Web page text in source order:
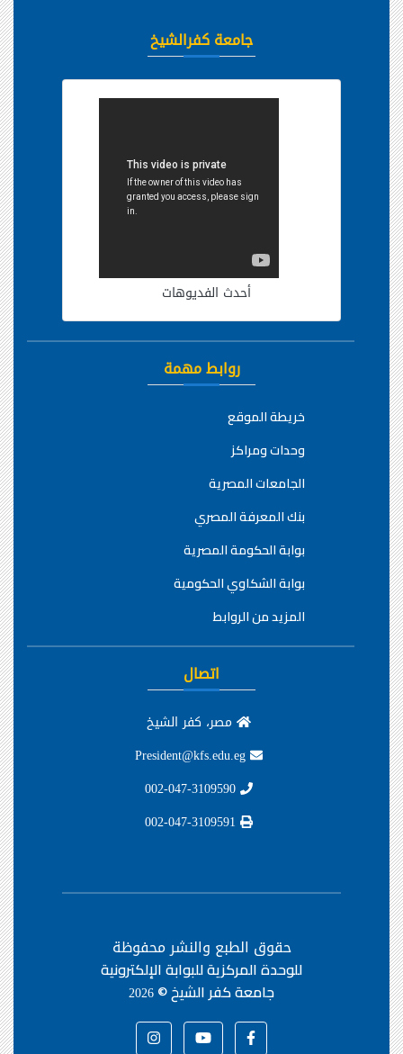
جامعة كفرالشيخ
أحدث الفديوهات
روابط مهمة
خريطة الموقع
وحدات ومراكز
الجامعات المصرية
بنك المعرفة المصري
بوابة الحكومة المصرية
بوابة الشكاوي الحكومية
المزيد من الروابط
اتصال
مصر، كفر الشيخ
حقوق الطبع والنشر محفوظة
للوحدة المركزية للبوابة الإلكترونية
جامعة كفر الشيخ ©2026